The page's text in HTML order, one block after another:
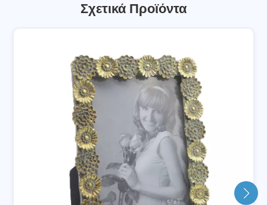
Σχετικά Προϊόντα